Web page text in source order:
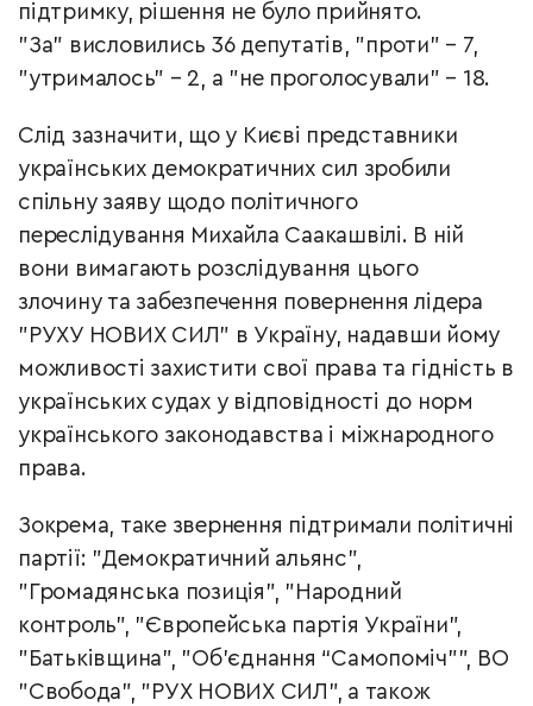
підтримку, рішення не було прийнято.
"За" висловились 36 депутатів, "проти" – 7,
"утрималось" – 2, а "не проголосували" – 18.
Слід зазначити, що у Києві представники
українських демократичних сил зробили
спільну заяву щодо політичного
переслідування Михайла Саакашвілі. В ній
вони вимагають розслідування цього
злочину та забезпечення повернення лідера
"РУХУ НОВИХ СИЛ" в Україну, надавши йому
можливості захистити свої права та гідність в
українських судах у відповідності до норм
українського законодавства і міжнародного
права.
Зокрема, таке звернення підтримали політичні
партії: "Демократичний альянс",
"Громадянська позиція", "Народний
контроль", "Європейська партія України",
"Батьківщина", "Об’єднання “Самопоміч”", ВО
"Свобода", "РУХ НОВИХ СИЛ", а також